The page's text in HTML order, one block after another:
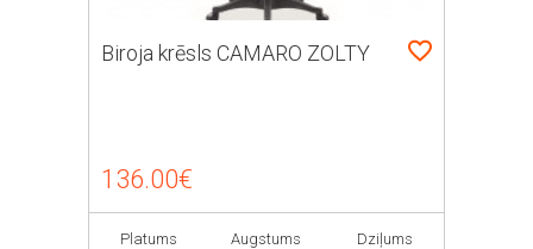
Biroja krēsls CAMARO ZOLTY
136.00€
Platums Augstums Dziļums